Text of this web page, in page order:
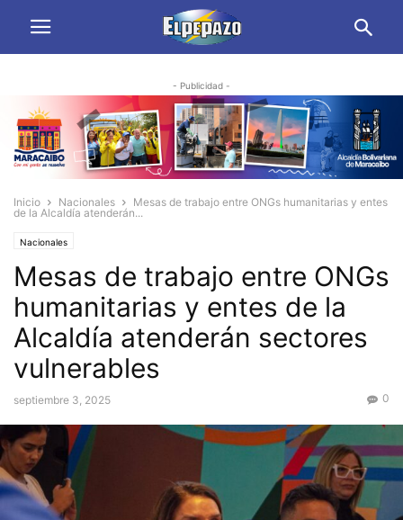
- Publicidad -
Inicio Nacionales
Mesas de trabajo entre ONGs humanitarias y entes
de la Alcaldía atenderán...
Nacionales
Mesas de trabajo entre ONGs
humanitarias y entes de la
Alcaldía atenderán sectores
vulnerables
septiembre 3, 2025 0